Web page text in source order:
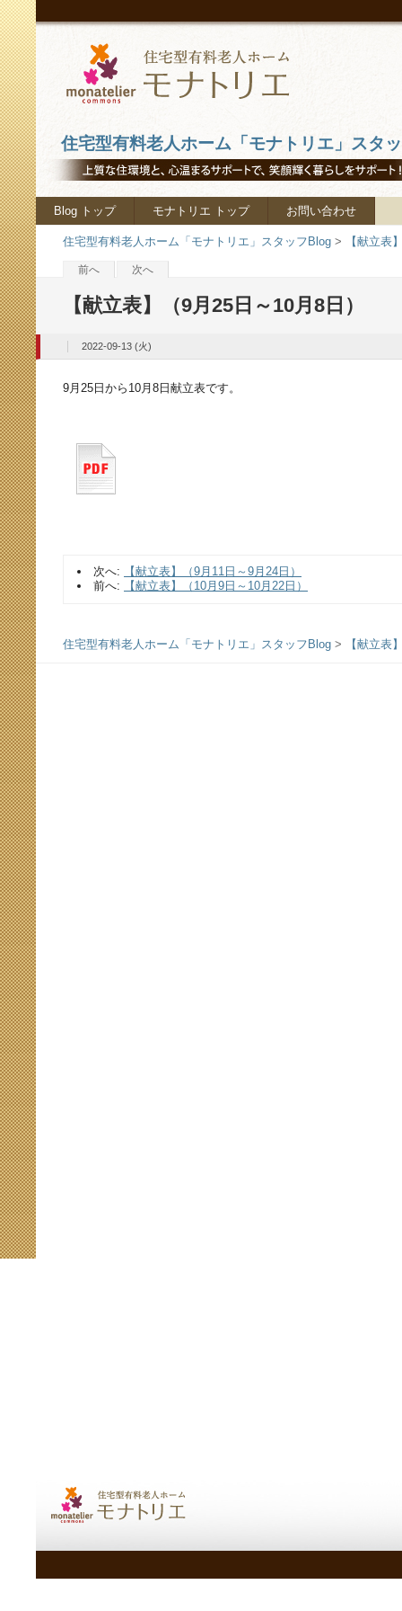
住宅型有料老人ホーム「モナトリエ」スタ
Blog トップ モナトリエ トップ お問い合わせ
住宅型有料老人ホーム「モナトリエ」スタッフBlog > 【献立表
前へ 次へ
【献立表】（9月25日～10月8日）
2022-09-13 (火)
9月25日から10月8日献立表です。
次へ:
【献立表】（9月11日～9月24日）
前へ:
【献立表】（10月9日～10月22日）
住宅型有料老人ホーム「モナトリエ」スタッフBlog > 【献立表